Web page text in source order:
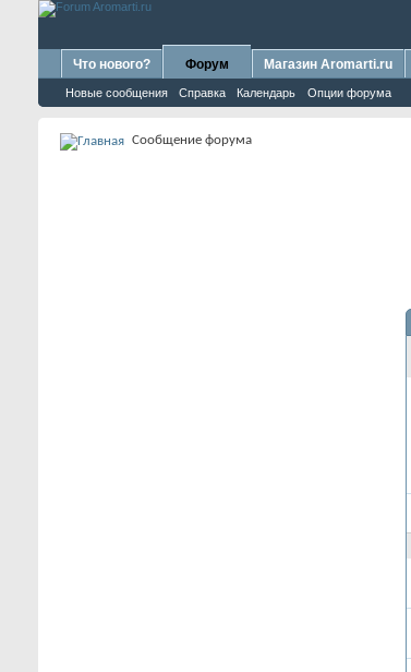
Что нового? Форум
Новые сообщения Справка Календарь Опции форума
Магазин Aromarti.ru
Сообщение форума